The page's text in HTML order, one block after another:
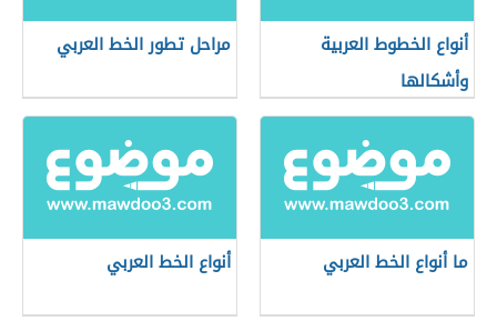
أنواع الخطوط العربية
وأشكالها
مراحل تطور الخط العربي
ما أنواع الخط العربي أنواع الخط العربي